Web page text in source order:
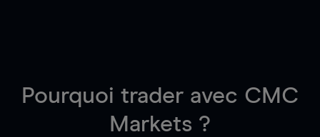
Pourquoi trader avec CMC
Markets ?